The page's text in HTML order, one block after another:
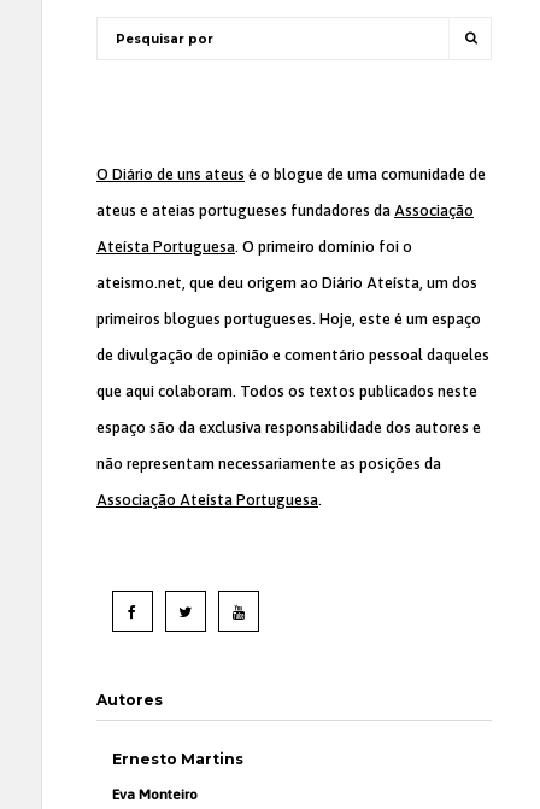
O Diário de uns ateus é o blogue de uma comunidade de
ateus e ateias portugueses fundadores da Associação
Ateísta Portuguesa. O primeiro domínio foi o
ateismo.net, que deu origem ao Diário Ateísta, um dos
primeiros blogues portugueses. Hoje, este é um espaço
de divulgação de opinião e comentário pessoal daqueles
que aqui colaboram. Todos os textos publicados neste
espaço são da exclusiva responsabilidade dos autores e
não representam necessariamente as posições da
Associação Ateísta Portuguesa.
Autores
Ernesto Martins
Eva Monteiro